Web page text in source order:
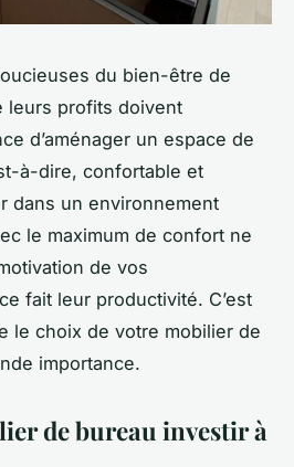
du bien-être de
leurs profits doivent
d’aménager un espace de
à-dire, confortable et
dans un environnement
le maximum de confort ne
de vos
fait leur productivité. C’est
le choix de votre mobilier de
importance.
de bureau investir à